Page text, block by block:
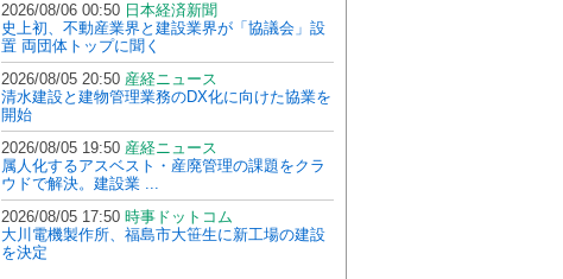
2026/08/06 00:50 日本経済新聞
史上初、不動産業界と建設業界が「協議会」設
置 両団体トップに聞く
2026/08/05 20:50 産経ニュース
清水建設と建物管理業務のDX化に向けた協業を
開始
2026/08/05 19:50 産経ニュース
属人化するアスベスト・産廃管理の課題をクラ
ウドで解決。建設業 ...
2026/08/05 17:50 時事ドットコム
大川電機製作所、福島市大笹生に新工場の建設
を決定